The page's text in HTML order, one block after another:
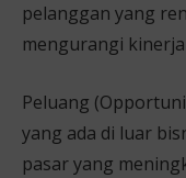
pelanggan yang
mengurangi
Peluang
yang ada di luar
pasar yang